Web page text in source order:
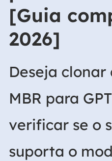
[Guia
2026]
Deseja clonar
MBR para
verificar se o
suporta o